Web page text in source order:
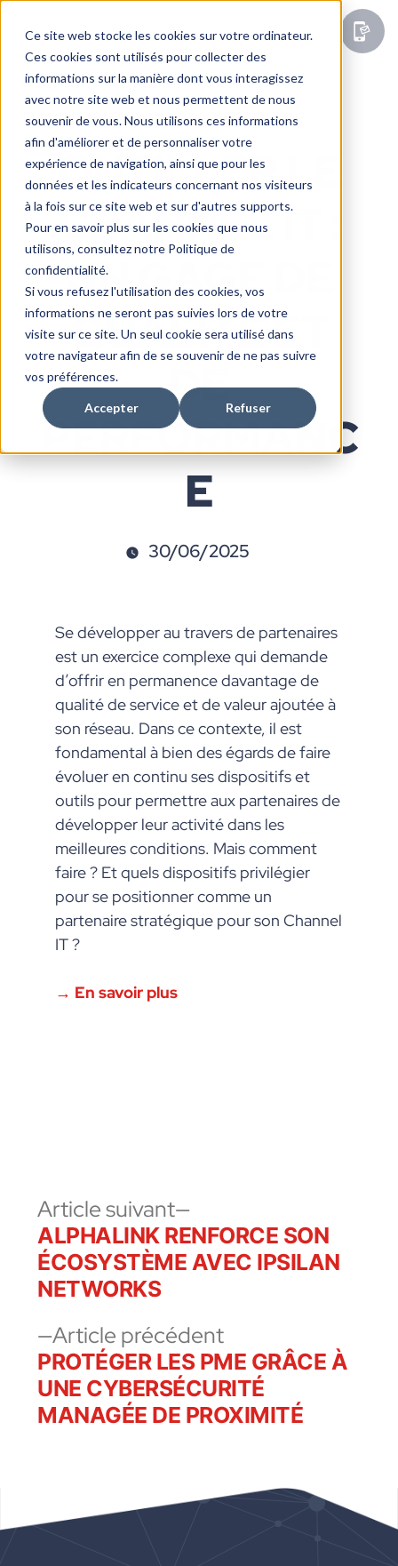
Ce site web stocke les cookies sur votre ordinateur.
Ces cookies sont utilisés pour collecter des
informations sur la manière dont vous interagissez
avec notre site web et nous permettent de nous
souvenir de vous. Nous utilisons ces informations
afin d'améliorer et de personnaliser votre
expérience de navigation, ainsi que pour les
données et les indicateurs concernant nos visiteurs
à la fois sur ce site web et sur d'autres supports.
Pour en savoir plus sur les cookies que nous
utilisons, consultez notre Politique de
confidentialité.
Si vous refusez l'utilisation des cookies, vos
informations ne seront pas suivies lors de votre
visite sur ce site. Un seul cookie sera utilisé dans
votre navigateur afin de se souvenir de ne pas suivre
vos préférences.
Accepter Refuser
Actu
OUTILLER LE
CHANNEL IT :
UN GAGE DE
QUALITÉ ET
DE
PERFORMANC
E
30/06/2025
Se développer au travers de partenaires
est un exercice complexe qui demande
d’offrir en permanence davantage de
qualité de service et de valeur ajoutée à
son réseau. Dans ce contexte, il est
fondamental à bien des égards de faire
évoluer en continu ses dispositifs et
outils pour permettre aux partenaires de
développer leur activité dans les
meilleures conditions. Mais comment
faire ? Et quels dispositifs privilégier
pour se positionner comme un
partenaire stratégique pour son Channel
IT ?
→ En savoir plus
Article précédent
PROTÉGER LES PME GRÂCE À
UNE CYBERSÉCURITÉ
MANAGÉE DE PROXIMITÉ
Article suivant
ALPHALINK RENFORCE SON
ÉCOSYSTÈME AVEC IPSILAN
NETWORKS